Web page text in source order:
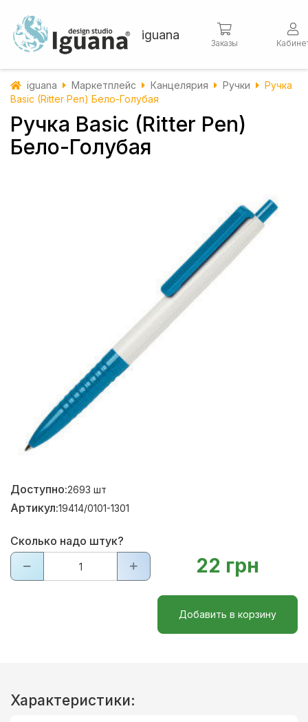
iguana
Заказы
iguana Маркетплейс Канцелярия Ручки
Ручка
Basic (Ritter Pen) Бело-Голубая
Ручка Basic (Ritter Pen)
Бело-Голубая
Доступно:2693 шт
Артикул:19414/0101-1301
Сколько надо штук?
22 грн
Добавить в корзину
Характеристики: